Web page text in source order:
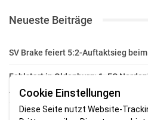
Neueste Beiträge
SV Brake feiert 5:2-Auftaktsieg
Fehlstart in Oldenburg: 1. FC
Auftakt
Fußball in der Wesermarsch: Die
Cookie Einstellungen
Diese Seite nutzt Website-